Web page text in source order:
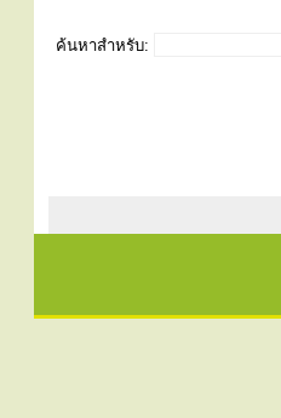
ค้นหาสำหรับ: